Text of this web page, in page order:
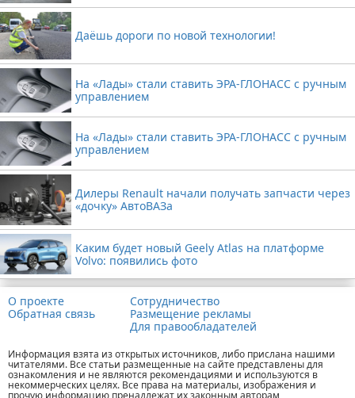
Даёшь дороги по новой технологии!
На «Лады» стали ставить ЭРА-ГЛОНАСС с ручным
управлением
На «Лады» стали ставить ЭРА-ГЛОНАСС с ручным
управлением
Дилеры Renault начали получать запчасти через
«дочку» АвтоВАЗа
Каким будет новый Geely Atlas на платформе
Volvo: появились фото
О проекте
Обратная связь
Сотрудничество
Размещение рекламы
Для правообладателей
Информация взята из открытых источников, либо прислана нашими
читателями. Все статьи размещенные на сайте представлены для
ознакомления и не являются рекомендациями и используются в
некоммерческих целях. Все права на материалы, изображения и
прочую информацию пренадлежат их законным авторам